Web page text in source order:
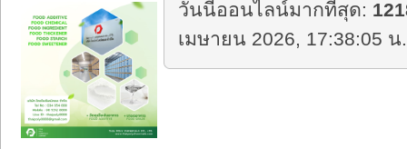
วันนี้ออนไลน์มากที่สุด:
เมษายน 2026, 17:38:05 น